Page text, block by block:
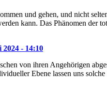
und gehen, und nicht
kann. Das Phänomen der
2024 - 14:10
von ihren Angehörigen
Ebene lassen uns